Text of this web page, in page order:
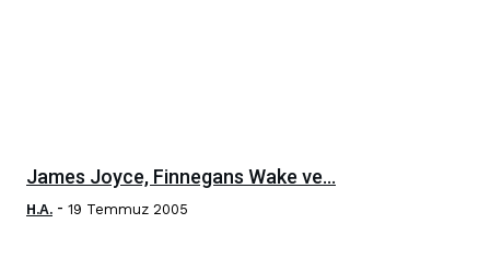
James Joyce, Finnegans Wake ve…
H.A. - 19 Temmuz 2005